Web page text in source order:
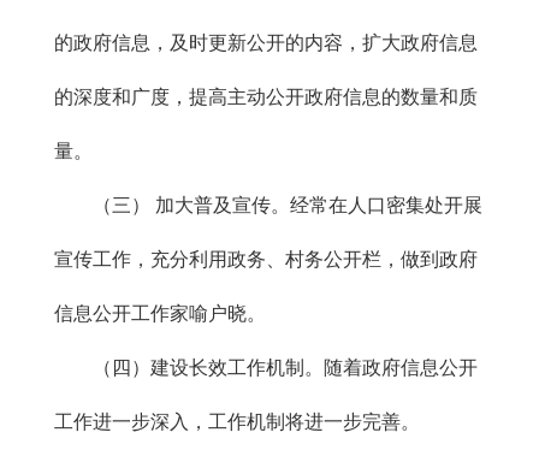
的政府信息，及时更新公开的内容，扩大政府信息
的深度和广度，提高主动公开政府信息的数量和质
量。
（三） 加大普及宣传。经常在人口密集处开展
宣传工作，充分利用政务、村务公开栏，做到政府
信息公开工作家喻户晓。
（四）建设长效工作机制。随着政府信息公开
工作进一步深入，工作机制将进一步完善。